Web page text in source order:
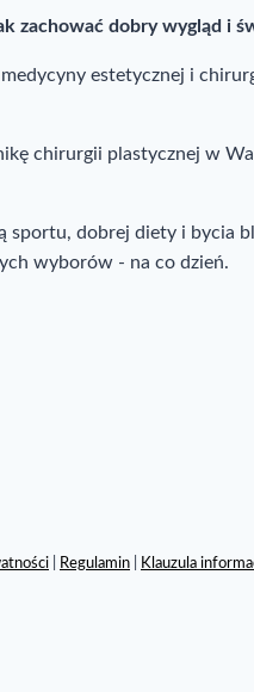
zachować dobry wygląd i
estetycznej i
chirurgii plastycznej w
sportu, dobrej diety i bycia
wyborów - na co dzień.
Regulamin Klauzula